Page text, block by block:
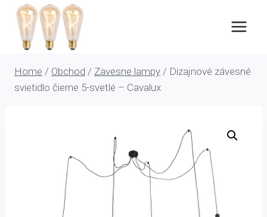
Skip
content
Home / Obchod / Zavesne lampy / Dizajnové závesné
svietidlo čierne 5-svetlé – Cavalux